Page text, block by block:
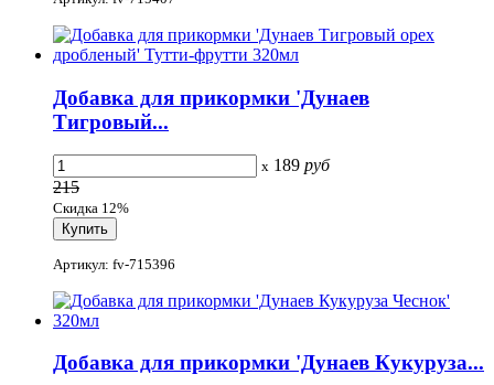
Добавка для прикормки 'Дунаев
Тигровый...
x 189 руб
215
Скидка 12%
Артикул: fv-715396
Добавка для прикормки 'Дунаев Кукуруза...